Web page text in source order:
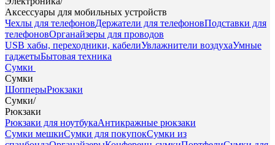
Аксессуары для мобильных устройств
Чехлы для телефоновДержатели для телефоновПодставки для
телефоновОрганайзеры для проводов
USB хабы, переходники, кабелиУвлажнители воздухаУмные
гаджетыБытовая техника
Сумки
Сумки
ШопперыРюкзаки
Сумки/
Рюкзаки
Рюкзаки для ноутбукаАнтикражные рюкзаки
Сумки мешкиСумки для покупокСумки из